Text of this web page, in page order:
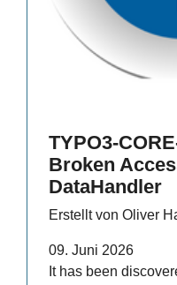
TYPO3-
Broken
DataHandler
Erstellt von Oliver
09. Juni 2026
It has been